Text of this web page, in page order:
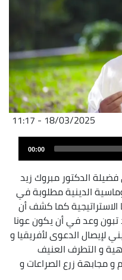
18/03/2025 - 11:17
00:00
الدكتور مبروك زيد
الدينية مطلوبة في
كما كشف أن
وعد في أن يكون عونا
لإيصال الدعوى لأفريقيا و
و التطرف العنيف
مجابهة زرع الصراعات و